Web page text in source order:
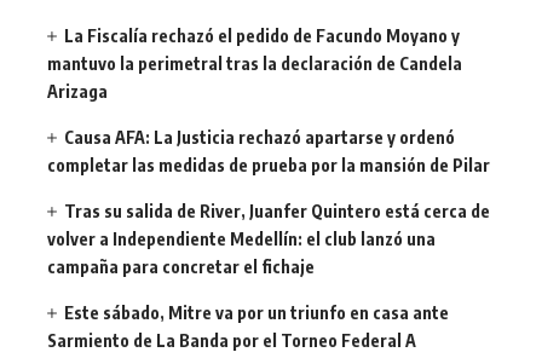
La Fiscalía rechazó el pedido de Facundo Moyano y
mantuvo la perimetral tras la declaración de Candela
Arizaga
Causa AFA: La Justicia rechazó apartarse y ordenó
completar las medidas de prueba por la mansión de Pilar
Tras su salida de River, Juanfer Quintero está cerca de
volver a Independiente Medellín: el club lanzó una
campaña para concretar el fichaje
Este sábado, Mitre va por un triunfo en casa ante
Sarmiento de La Banda por el Torneo Federal A